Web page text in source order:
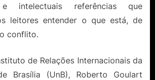
e intelectuais referências que
leitores entender o que está, de
conflito.
de Relações Internacionais da
Brasília (UnB), Roberto Goulart